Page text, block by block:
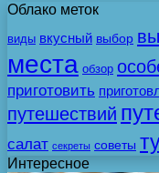
Облако меток
виды вкусный выбор
места обзор
приготовить
путешествий
салат секреты советы
Интересное